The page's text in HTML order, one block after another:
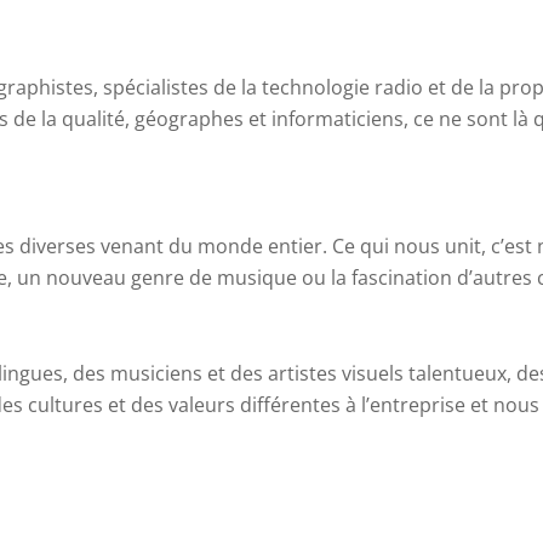
spécialistes de la technologie radio et de la
de la qualité, géographes et informaticiens, ce ne sont là
diverses venant du monde entier. Ce qui nous unit,
nouveau genre de musique ou la fascination d’autres
des musiciens et des artistes visuels talentueux,
cultures et des valeurs différentes à l’entreprise et